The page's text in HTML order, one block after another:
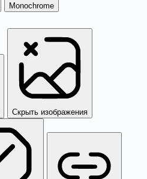
Monochrome
Скрыть изображения